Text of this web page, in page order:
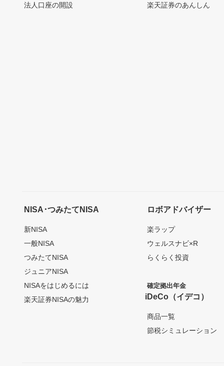
法人口座の開設
楽天証券のあんしん
NISA･つみたてNISA
新NISA
一般NISA
つみたてNISA
ジュニアNISA
NISAをはじめるには
楽天証券NISAの魅力
ロボアドバイザー
楽ラップ
ウェルスナビ×R
らくらく投資
確定拠出年金
iDeCo（イデコ）
商品一覧
節税シミュレーション